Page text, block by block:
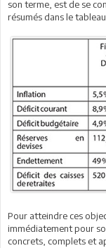
son terme, est de se
résumés dans le
Pour atteindre ces
immédiatement pour
concrets, complets et